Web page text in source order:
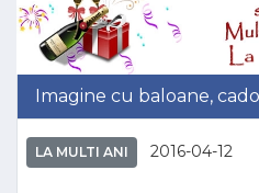
Imagine cu baloane,
LA MULTI ANI 2016-04-12